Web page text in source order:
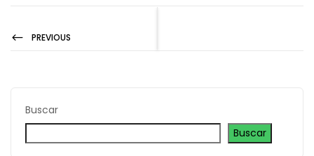
Buscar
Buscar
PREVIOUS